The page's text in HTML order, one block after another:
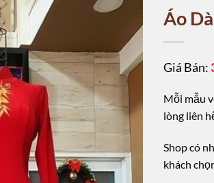
Áo
Giá Bán:
Mỗi mẫu
lòng liên
Shop có
khách